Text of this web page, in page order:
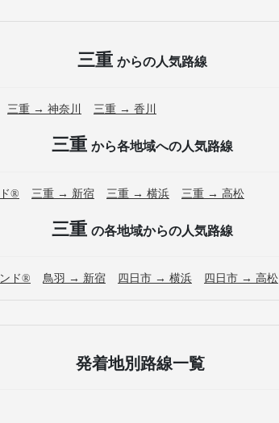
三重 からの人気路線
三重 → 神奈川 三重 → 香川
三重 から各地域への人気路線
® 三重 → 新宿 三重 → 横浜 三重 → 高松
三重 の各地域からの人気路線
ド® 鳥羽 → 新宿 四日市 → 横浜 四日市 → 高松
発着地別路線一覧